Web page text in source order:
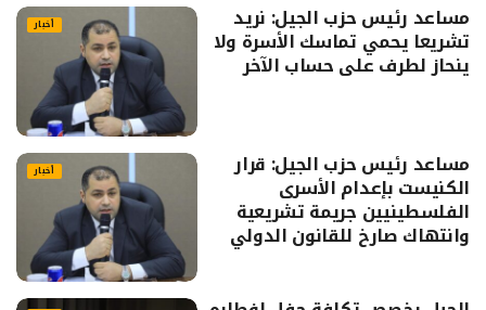
أخبار مساعد رئيس حزب الجيل: نريد
تشريعا يحمي تماسك الأسرة ولا
ينحاز لطرف على حساب الآخر
أخبار مساعد رئيس حزب الجيل: قرار
الكنيست بإعدام الأسرى
الفلسطينيين جريمة تشريعية
وانتهاك صارخ للقانون الدولي